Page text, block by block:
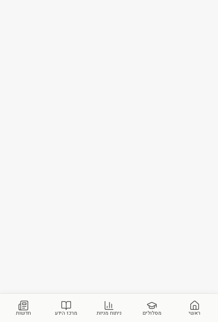
ראשי מסלולים ניתוח מניות מרכז הידע חדשות